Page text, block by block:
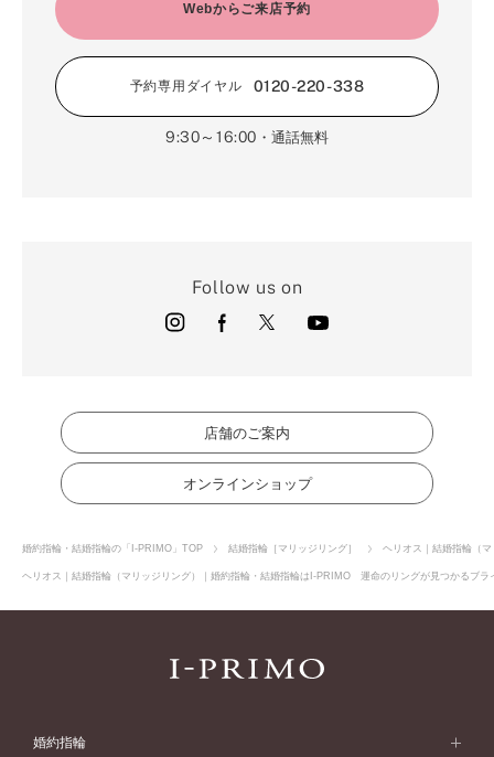
Webからご来店予約
予約専用ダイヤル 0120-220-338
9:30～16:00 ・通話無料
Follow us on
店舗のご案内
オンラインショップ
婚約指輪・結婚指輪の「I-PRIMO」TOP 結婚指輪［マリッジリング］ ヘリオス｜結婚指輪（
ヘリオス｜結婚指輪（マリッジリング）｜婚約指輪・結婚指輪はI-PRIMO 運命のリングが見つかるブ
婚約指輪